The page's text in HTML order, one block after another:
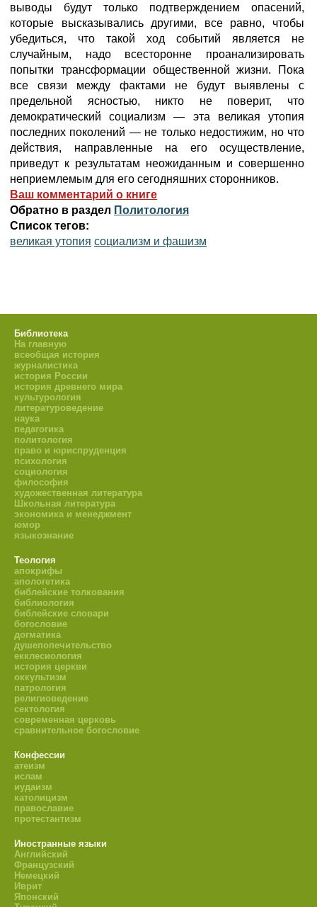
выводы будут только подтверждением опасений,
которые высказывались другими, все равно, чтобы
убедиться, что такой ход событий является не
случайным, надо всесторонне проанализировать
попытки трансформации общественной жизни. Пока
все связи между фактами не будут выявлены с
предельной ясностью, никто не поверит, что
демократический социализм — эта великая утопия
последних поколений — не только недостижим, но что
действия, направленные на его осуществление,
приведут к результатам неожиданным и совершенно
неприемлемым для его сегодняшних сторонников.
Ваш комментарий о книге
Обратно в раздел Политология
Список тегов:
великая утопия социализм и фашизм
Библиотека
На главную
всеобщая история
журналистика
история России
история древнего мира
культурология
литературоведение
наука
педагогика
политология
право и юриспруденция
психология
социология
философия
художественная литература
Школьная литература
экономика и менеджмент
юмор
языкознание
Теология
апокрифы
апологетика
библейские толкования
библиология
библейские словари
богословие
догматика
душепопечительство
екклесиология
история церкви
оккультизм
патрология
религиоведение
сектология
современная церковь
сравнительное богословие
Конфессии
атеизм
ислам
иудаизм
католицизм
православие
протестантизм
Иностранные языки
Английский
Французский
Немецкий
Иврит
Японский